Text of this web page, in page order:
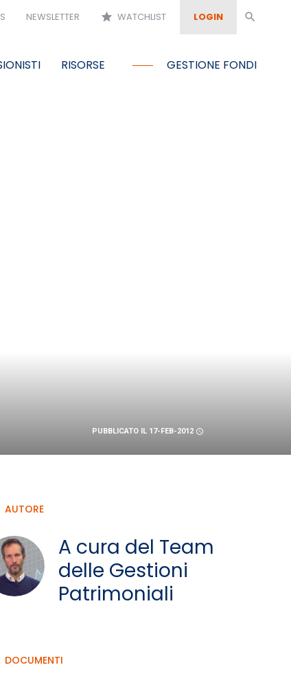
NEWSLETTER star WATCHLIST LOGIN search
RISORSE GESTIONE FONDI
PUBBLICATO IL 17-FEB-2012 schedule
AUTORE
A cura del Team
delle Gestioni
Patrimoniali
DOCUMENTI